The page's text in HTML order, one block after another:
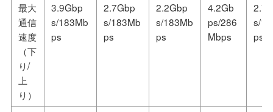
最大
通信
速度
（下
り/
上
り）
3.9Gbp
s/183Mb
ps
2.7Gbp
s/183Mb
ps
2.2Gbp
s/183Mb
ps
4.2Gb
ps/286
Mbps
s/
ps